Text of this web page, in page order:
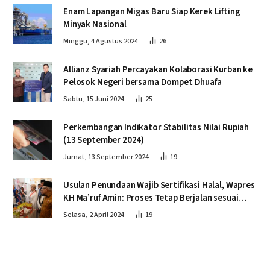
Enam Lapangan Migas Baru Siap Kerek Lifting
Minyak Nasional
Minggu, 4 Agustus 2024 26
Allianz Syariah Percayakan Kolaborasi Kurban ke
Pelosok Negeri bersama Dompet Dhuafa
Sabtu, 15 Juni 2024 25
Perkembangan Indikator Stabilitas Nilai Rupiah
(13 September 2024)
Jumat, 13 September 2024 19
Usulan Penundaan Wajib Sertifikasi Halal, Wapres
KH Ma’ruf Amin: Proses Tetap Berjalan sesuai
Penahapan
Selasa, 2 April 2024 19